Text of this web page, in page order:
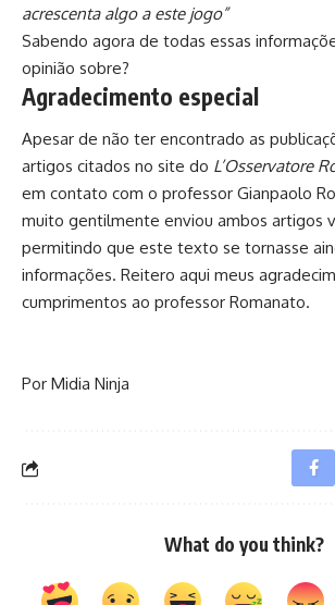
acrescenta algo a este jogo”
Sabendo agora de todas essas
opinião sobre?
Agradecimento especial
Apesar de não ter encontrado as
artigos citados no site do L’Osservatore
em contato com o professor Gianpaolo
muito gentilmente enviou ambos artigos
permitindo que este texto se tornasse
informações. Reitero aqui meus
cumprimentos ao professor Romanato.
Por Midia Ninja
What do you think?